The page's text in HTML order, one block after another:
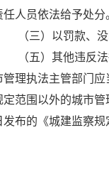
责任人员依法给
（三）以罚款、
（五）其他违
管理执法主管部
范围以外的城市
布的《城建监察